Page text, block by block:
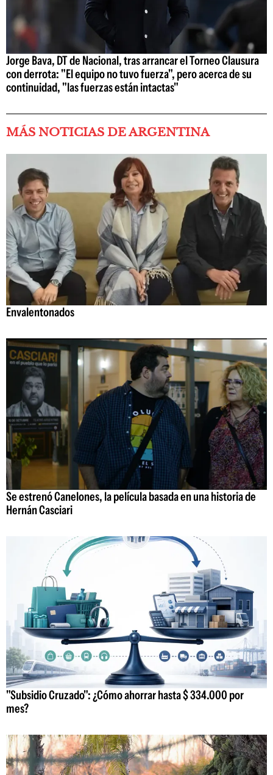
Jorge Bava, DT de Nacional, tras arrancar el Torneo Clausura
con derrota: "El equipo no tuvo fuerza", pero acerca de su
continuidad, "las fuerzas están intactas"
MÁS NOTICIAS DE ARGENTINA
Envalentonados
Se estrenó Canelones, la película basada en una historia de
Hernán Casciari
"Subsidio Cruzado": ¿Cómo ahorrar hasta $ 334.000 por
mes?